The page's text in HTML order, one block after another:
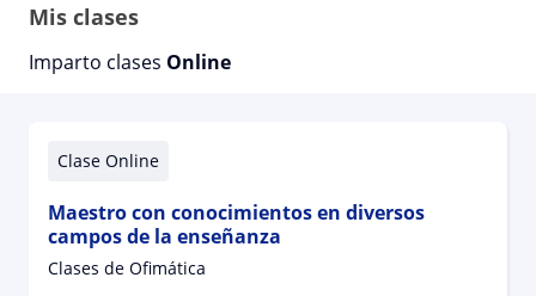
Mis clases
Imparto clases Online
Clase Online
Maestro con conocimientos en diversos
campos de la enseñanza
Clases de Ofimática